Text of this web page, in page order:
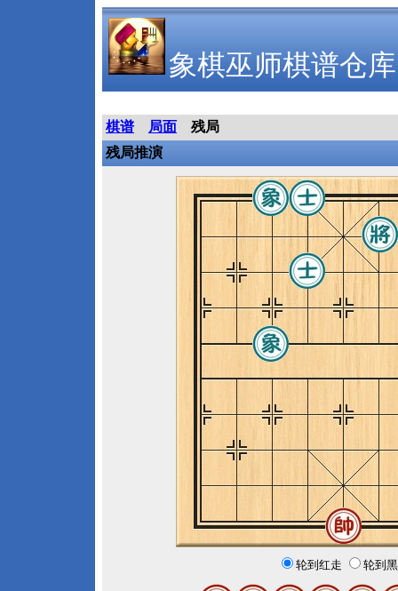
象棋巫师棋谱仓库
棋谱 局面
残局
残局推演
轮到红走 轮到